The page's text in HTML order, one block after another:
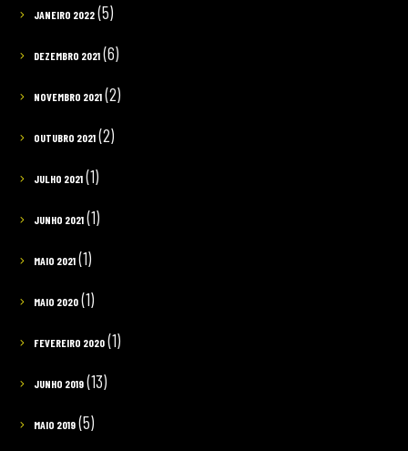
JANEIRO 2022(5)
DEZEMBRO 2021(6)
NOVEMBRO 2021(2)
OUTUBRO 2021(2)
JULHO 2021(1)
JUNHO 2021(1)
MAIO 2021(1)
MAIO 2020(1)
FEVEREIRO 2020(1)
JUNHO 2019(13)
MAIO 2019(5)